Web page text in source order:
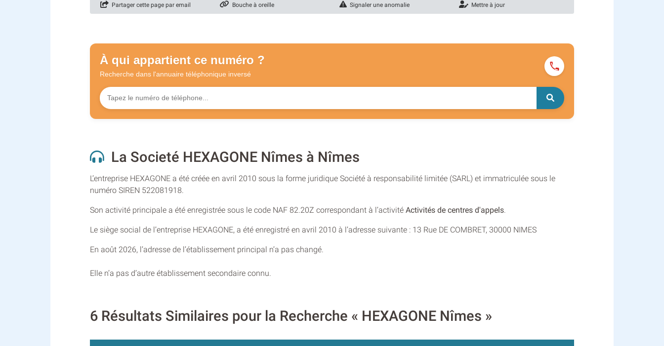
Partager cette page par email Bouche à oreille Signaler une anomalie Mettre à jour
À qui appartient ce numéro ?
Recherche dans l'annuaire téléphonique inversé
La Societé HEXAGONE Nîmes à Nîmes
L’entreprise HEXAGONE a été créée en avril 2010 sous la forme juridique Société à responsabilité limitée (SARL) et immatriculée sous le
numéro SIREN 522081918.
Son activité principale a été enregistrée sous le code NAF 82.20Z correspondant à l’activité Activités de centres d'appels.
Le siège social de l’entreprise HEXAGONE, a été enregistré en avril 2010 à l’adresse suivante : 13 Rue DE COMBRET, 30000 NIMES
En août 2026, l’adresse de l’établissement principal n’a pas changé.
Elle n’a pas d’autre établissement secondaire connu.
6 Résultats Similaires pour la Recherche « HEXAGONE Nîmes »